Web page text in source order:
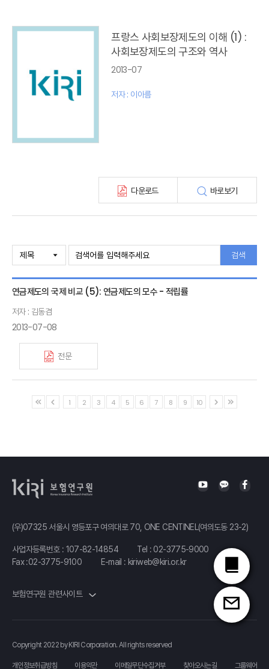
글로벌 이슈
해외학술연구 분석(종간)
금융보험해설(종간)
국내금융뉴스(종간)
KIRI 고령화리뷰
보험회사 재무분석(종간)
주간 해외보험동향(종간)
해외보험금융동향(종간)
프랑스 사회보장제도의 이해 (1) :
사회보장제도의 구조와 역사
2013-07
저자 : 이아름
다운로드 바로보기
검색
연금제도의 국제 비교 (5): 연금제도의 모수 - 적립률
저자 : 김동겸
2013-07-08
전문
1 2 3 4 5 6 7 8 9 10
(우)07325 서울시 영등포구 여의대로 70, ONE CENTINEL(여의도동 23-2)
사업자등록번호 : 107-82-14854 Tel : 02-3775-9000
Fax :02-3775-9100
E-mail : kiriweb@kiri.or.kr
보험연구원 관련사이트
Copyright 2022 by KIRI Corporation. All rights reserved
개인정보취급방침 이용약관 이메일무단수집거부 찾아오시는길 그룹웨어